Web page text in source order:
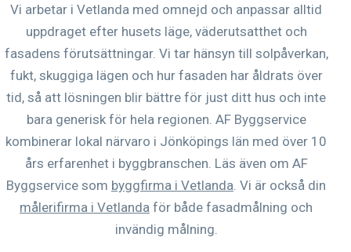
Vi arbetar i Vetlanda med omnejd och anpassar alltid
uppdraget efter husets läge, väderutsatthet och
fasadens förutsättningar. Vi tar hänsyn till solpåverkan,
fukt, skuggiga lägen och hur fasaden har åldrats över
tid, så att lösningen blir bättre för just ditt hus och inte
bara generisk för hela regionen. AF Byggservice
kombinerar lokal närvaro i Jönköpings län med över 10
års erfarenhet i byggbranschen. Läs även om AF
Byggservice som byggfirma i Vetlanda . Vi är också din
målerifirma i Vetlanda för både fasadmålning och
invändig målning.